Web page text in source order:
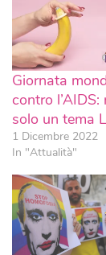
Giornata
contro l’AIDS:
solo un tema
1 Dicembre 2022
In "Attualità"